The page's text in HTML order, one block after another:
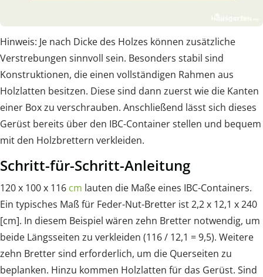
Hinweis: Je nach Dicke des Holzes können zusätzliche
Verstrebungen sinnvoll sein. Besonders stabil sind
Konstruktionen, die einen vollständigen Rahmen aus
Holzlatten besitzen. Diese sind dann zuerst wie die Kanten
einer Box zu verschrauben. Anschließend lässt sich dieses
Gerüst bereits über den IBC-Container stellen und bequem
mit den Holzbrettern verkleiden.
Schritt-für-Schritt-Anleitung
120 x 100 x 116 cm lauten die Maße eines IBC-Containers.
Ein typisches Maß für Feder-Nut-Bretter ist 2,2 x 12,1 x 240
[cm]. In diesem Beispiel wären zehn Bretter notwendig, um
beide Längsseiten zu verkleiden (116 / 12,1 = 9,5). Weitere
zehn Bretter sind erforderlich, um die Querseiten zu
beplanken. Hinzu kommen Holzlatten für das Gerüst. Sind